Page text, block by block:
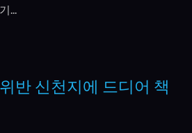
...
반 신천지에 드디어 책